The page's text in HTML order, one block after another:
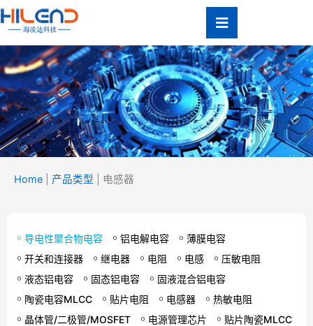
跳
至
产品类型
Home 产品类型 电感器
导电性聚合物电容 铝电解电容
薄膜电容
开关和连接器
继电器 电阻 电感
压敏电阻
液态铝电容
固态铝电容
固液混合铝电容
陶瓷电容MLCC
贴片电阻 电感器
热敏电阻
晶体管/二极管/MOSFET
电源管理芯片
贴片陶瓷MLCC